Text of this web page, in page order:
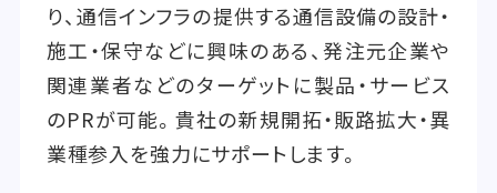
り、通信インフラの提供する通信設備の設計・
施工・保守などに興味のある、発注元企業や
関連業者などのターゲットに製品・サービス
のPRが可能。貴社の新規開拓・販路拡大・異
業種参入を強力にサポートします。